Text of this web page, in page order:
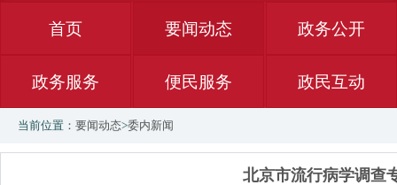
首页 要闻动态 政务公开
政务服务 便民服务 政民互动
当前位置： 要闻动态>委内新闻
北京市流行病学调查